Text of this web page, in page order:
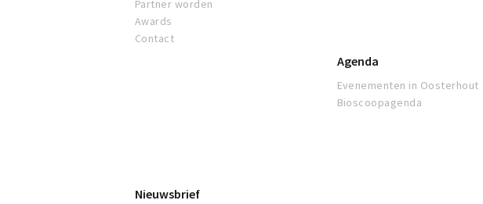
Partner worden
Awards
Contact
Agenda
Evenementen in Oosterhout
Bioscoopagenda
Nieuwsbrief